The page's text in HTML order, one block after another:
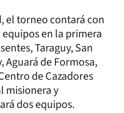
el torneo contará con
en la primera
Taraguy, San
Aguará de Formosa,
de Cazadores
misionera y
dos equipos.